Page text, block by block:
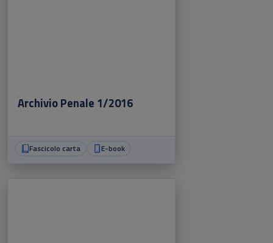
Archivio Penale 1/2016
Fascicolo carta E-book